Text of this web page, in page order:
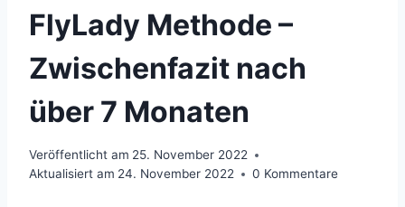
FlyLady Methode –
Zwischenfazit nach
über 7 Monaten
Veröffentlicht am 25. November 2022
Aktualisiert am 24. November 2022 0 Kommentare